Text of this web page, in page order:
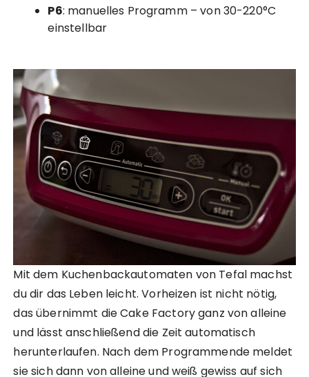
P6: manuelles Programm – von 30-220°C
einstellbar
Mit dem Kuchenbackautomaten von Tefal machst
du dir das Leben leicht. Vorheizen ist nicht nötig,
das übernimmt die Cake Factory ganz von alleine
und lässt anschließend die Zeit automatisch
herunterlaufen. Nach dem Programmende meldet
sie sich dann von alleine und weiß gewiss auf sich